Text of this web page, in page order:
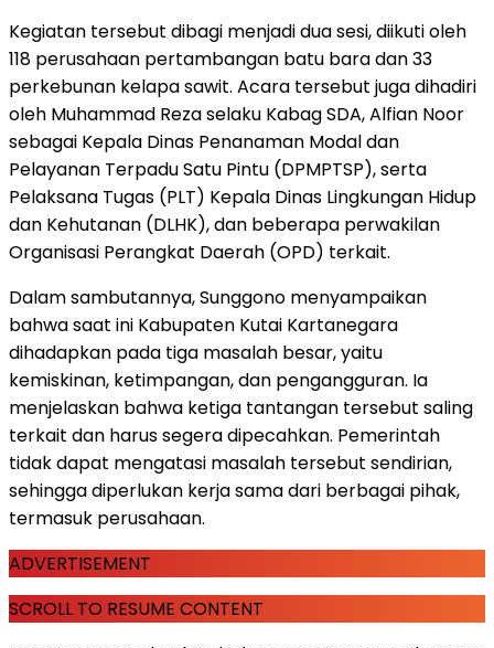
Kegiatan tersebut dibagi menjadi dua sesi, diikuti oleh
118 perusahaan pertambangan batu bara dan 33
perkebunan kelapa sawit. Acara tersebut juga dihadiri
oleh Muhammad Reza selaku Kabag SDA, Alfian Noor
sebagai Kepala Dinas Penanaman Modal dan
Pelayanan Terpadu Satu Pintu (DPMPTSP), serta
Pelaksana Tugas (PLT) Kepala Dinas Lingkungan Hidup
dan Kehutanan (DLHK), dan beberapa perwakilan
Organisasi Perangkat Daerah (OPD) terkait.
Dalam sambutannya, Sunggono menyampaikan
bahwa saat ini Kabupaten Kutai Kartanegara
dihadapkan pada tiga masalah besar, yaitu
kemiskinan, ketimpangan, dan pengangguran. Ia
menjelaskan bahwa ketiga tantangan tersebut saling
terkait dan harus segera dipecahkan. Pemerintah
tidak dapat mengatasi masalah tersebut sendirian,
sehingga diperlukan kerja sama dari berbagai pihak,
termasuk perusahaan.
ADVERTISEMENT
SCROLL TO RESUME CONTENT